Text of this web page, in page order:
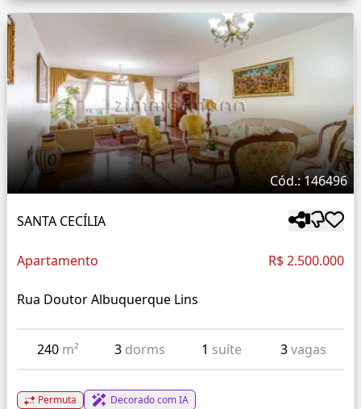
Cód.: 146496
SANTA CECÍLIA
Apartamento R$ 2.500.000
Rua Doutor Albuquerque Lins
240 m² 3 dorms 1 suíte 3vagas
Permuta Decorado com IA